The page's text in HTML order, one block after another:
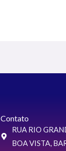
Contato
RUA RIO
BOA VISTA,